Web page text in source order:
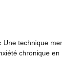
Une technique
chronique en